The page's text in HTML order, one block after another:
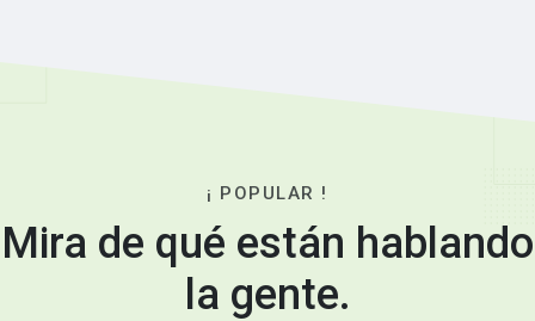
¡ POPULAR !
Mira de qué están hablando
la gente.